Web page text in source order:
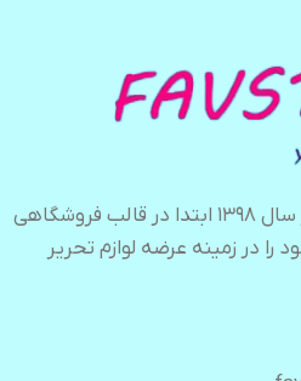
فروشگاه اینترنتی فیواستور در سال ۱۳۹۸ ابتدا در قالب فروشگاهی
را در زمینه عرضه لوازم تحریر